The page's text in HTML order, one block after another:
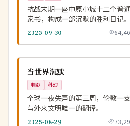
抗战末期一座中原小城十二个普
家书，构成一部沉默的胜利日记。
2025-09-30
英国
当世界沉默
电影 科幻
全球一夜失声的第三周，伦敦一
与外来文明唯一的翻译。
2025-08-29